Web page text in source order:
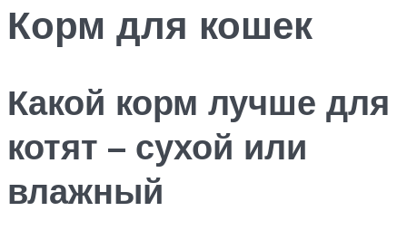
Корм для кошек
Какой корм лучше для
котят – сухой или
влажный